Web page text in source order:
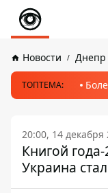
Новости Днепр
ТОПТЕМА:
20:00, 14 декабря
Книгой
Украина